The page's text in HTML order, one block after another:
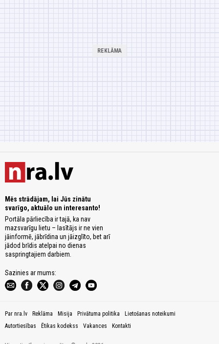
Mēs strādājam, lai Jūs zinātu
svarīgo, aktuālo un interesanto!
Portāla pārliecība ir tajā, ka nav
mazsvarīgu lietu – lasītājs ir ne vien
jāinformē, jābrīdina un jāizglīto, bet arī
jādod brīdis atelpai no dienas
saspringtajiem darbiem.
Sazinies ar mums:
Par nra.lv Reklāma Misija Privātuma politika
Lietošanas noteikumi
Autortiesības
Ētikas kodekss Vakances Kontakti